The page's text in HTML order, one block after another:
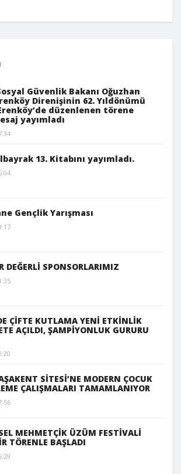
Güvenlik Bakanı Oğuzhan
Direnişinin 62. Yıldönümü
düzenlenen törene
yayımladı
13. Kitabını yayımladı.
Gençlik Yarışması
DEĞERLİ SPONSORLARIMIZ
ÇİFTE KUTLAMA YENİ ETKİNLİK
AÇILDI, ŞAMPİYONLUK GURURU
SİTESİ’NE MODERN ÇOCUK
ÇALIŞMALARI TAMAMLANIYOR
MEHMETÇİK ÜZÜM FESTİVALİ
TÖRENLE BAŞLADI